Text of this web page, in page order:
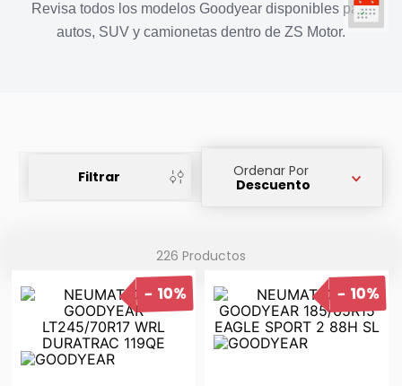
Revisa todos los modelos Goodyear disponibles para
autos, SUV y camionetas dentro de ZS Motor.
Filtrar
Ordenar Por
Descuento
226 Productos
10% 10%